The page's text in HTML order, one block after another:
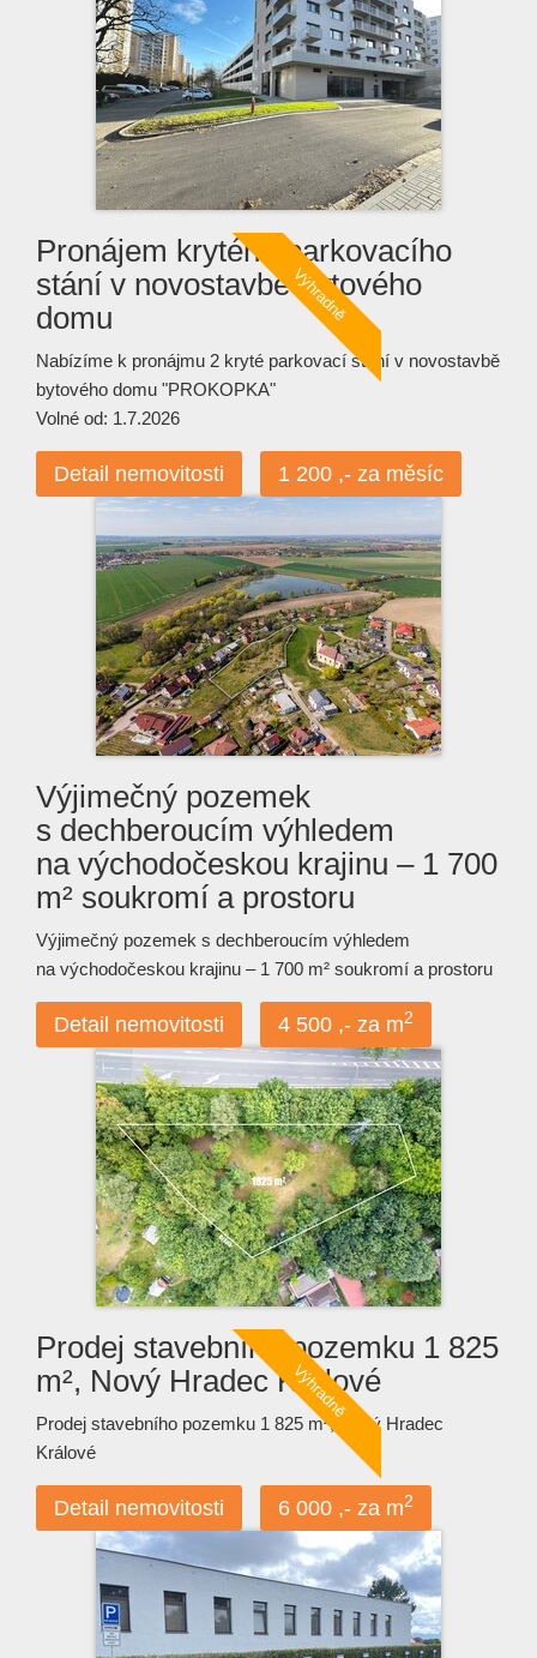
Pronájem krytého parkovacího
stání v novostavbě bytového
domu
Nabízíme k pronájmu 2 kryté parkovací stání v novostavbě
bytového domu "PROKOPKA"
Volné od: 1.7.2026
Detail nemovitosti 1 200 ,- za měsíc
Výjimečný pozemek
s dechberoucím výhledem
na východočeskou krajinu – 1 700
m² soukromí a prostoru
Výjimečný pozemek s dechberoucím výhledem
na východočeskou krajinu – 1 700 m² soukromí a prostoru
Detail nemovitosti 4 500 ,- za m2
Prodej stavebního pozemku 1 825
m², Nový Hradec Králové
Prodej stavebního pozemku 1 825 m², Nový Hradec
Králové
Detail nemovitosti 6 000 ,- za m2